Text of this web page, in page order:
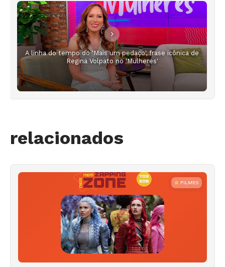
A linha do tempo do 'Mais um pedaço', frase icônica de
Regina Volpato no 'Mulheres'
relacionados
FILMES